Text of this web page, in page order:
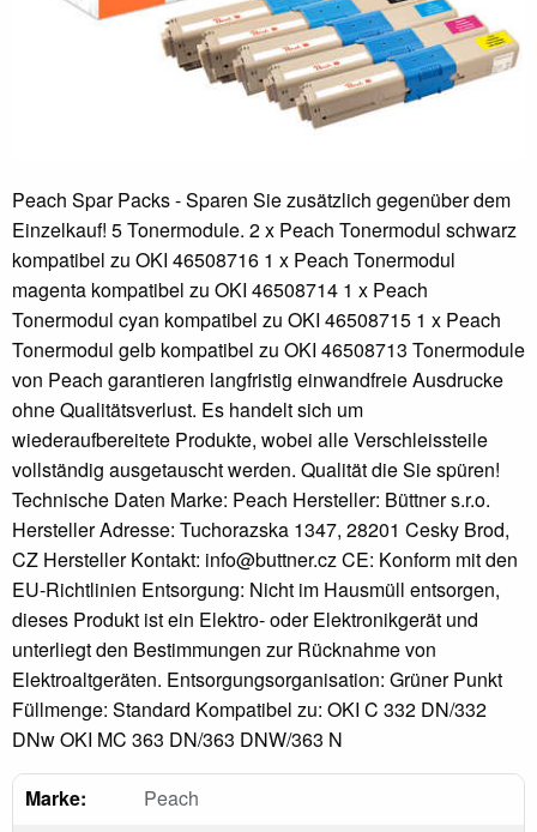
Peach Spar Packs - Sparen Sie zusätzlich gegenüber dem
Einzelkauf! 5 Tonermodule. 2 x Peach Tonermodul schwarz
kompatibel zu OKI 46508716 1 x Peach Tonermodul
magenta kompatibel zu OKI 46508714 1 x Peach
Tonermodul cyan kompatibel zu OKI 46508715 1 x Peach
Tonermodul gelb kompatibel zu OKI 46508713 Tonermodule
von Peach garantieren langfristig einwandfreie Ausdrucke
ohne Qualitätsverlust. Es handelt sich um
wiederaufbereitete Produkte, wobei alle Verschleissteile
vollständig ausgetauscht werden. Qualität die Sie spüren!
Technische Daten Marke: Peach Hersteller: Büttner s.r.o.
Hersteller Adresse: Tuchorazska 1347, 28201 Cesky Brod,
CZ Hersteller Kontakt: info@buttner.cz CE: Konform mit den
EU-Richtlinien Entsorgung: Nicht im Hausmüll entsorgen,
dieses Produkt ist ein Elektro- oder Elektronikgerät und
unterliegt den Bestimmungen zur Rücknahme von
Elektroaltgeräten. Entsorgungsorganisation: Grüner Punkt
Füllmenge: Standard Kompatibel zu: OKI C 332 DN/332
DNw OKI MC 363 DN/363 DNW/363 N
Marke:
Peach